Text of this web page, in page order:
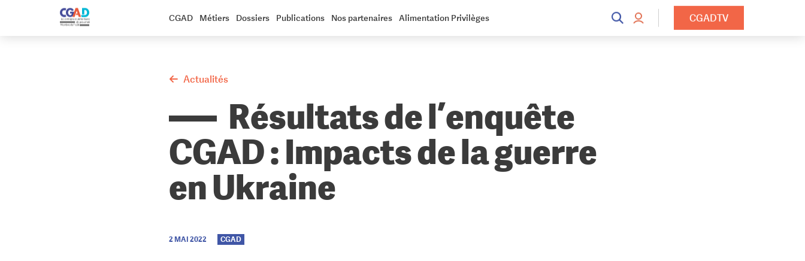
CGAD Métiers Dossiers Publications Nos partenaires Alimentation Privilèges CGADTV
Actualités
Résultats de l’enquête
CGAD : Impacts de la guerre
en Ukraine
2 MAI 2022 CGAD